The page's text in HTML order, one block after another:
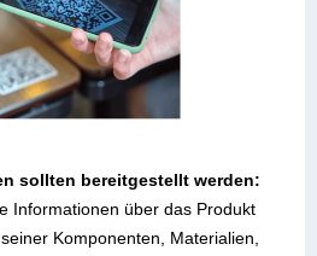
sollten bereitgestellt werden:
Informationen über das Produkt
Komponenten, Materialien,